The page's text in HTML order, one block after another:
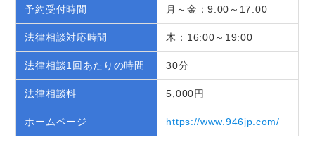
予約受付時間 月～金：9:00～17:00
法律相談対応時間 木：16:00～19:00
法律相談1回あたりの時間 30分
法律相談料 5,000円
ホームページ https://www.946jp.com/